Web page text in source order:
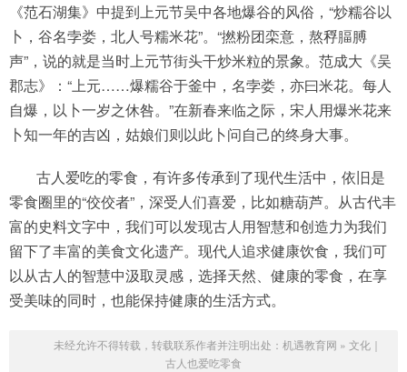
《范石湖集》中提到上元节吴中各地爆谷的风俗，“炒糯谷以
卜，谷名孛娄，北人号糯米花”。“撚粉团栾意，熬稃腷膊
声”，说的就是当时上元节街头干炒米粒的景象。范成大《吴
郡志》：“上元……爆糯谷于釜中，名孛娄，亦曰米花。每人
自爆，以卜一岁之休咎。”在新春来临之际，宋人用爆米花来
卜知一年的吉凶，姑娘们则以此卜问自己的终身大事。
古人爱吃的零食，有许多传承到了现代生活中，依旧是
零食圈里的“佼佼者”，深受人们喜爱，比如糖葫芦。从古代丰
富的史料文字中，我们可以发现古人用智慧和创造力为我们
留下了丰富的美食文化遗产。现代人追求健康饮食，我们可
以从古人的智慧中汲取灵感，选择天然、健康的零食，在享
受美味的同时，也能保持健康的生活方式。
未经允许不得转载，转载联系作者并注明出处： 机遇教育网 » 文化｜
古人也爱吃零食